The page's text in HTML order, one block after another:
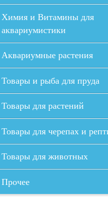
Химия и Витамины для
аквариумистики
Аквариумные растения
Товары и рыба для пруда
Товары для растений
Товары для черепах и
Товары для животных
Прочее